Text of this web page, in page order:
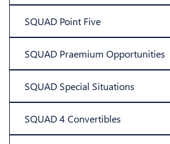
SQUAD Point Five
SQUAD Praemium Opportunities
SQUAD Special Situations
SQUAD 4 Convertibles